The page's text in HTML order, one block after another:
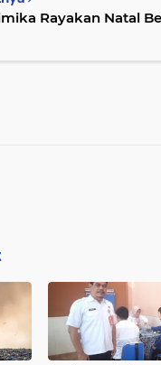
Rayakan Natal